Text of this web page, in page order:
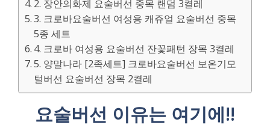
2. 장안의화제 요술버선 중목 랜덤 3켤레
3. 크로바요술버선 여성용 캐쥬얼 요술버선 중목
5종 세트
4. 크로바 여성용 요술버선 잔꽃패턴 장목 3켤레
5. 양말나라 [2족세트] 크로바요술버선 보온기모
털버선 요술버선 장목 2켤레
요술버선 이유는 여기에!!